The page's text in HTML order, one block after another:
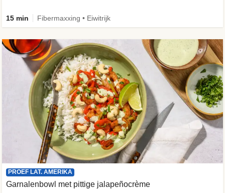
15 min Fibermaxxing • Eiwitrijk
PROEF LAT. AMERIKA
Garnalenbowl met pittige jalapeñocrème